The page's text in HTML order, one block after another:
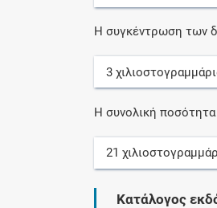
Η συγκέντρωση των
3
Η συνολική ποσότητα
21
Κατάλογος